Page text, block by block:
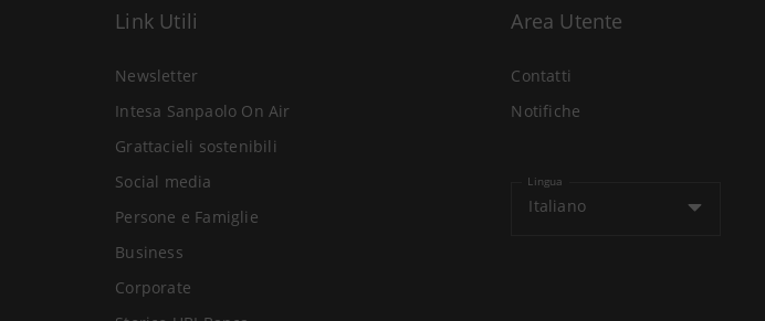
Link Utili
Newsletter
Intesa Sanpaolo On Air
Grattacieli sostenibili
Social media
Persone e Famiglie
Business
Corporate
Area Utente
Contatti
Notifiche
Lingua
Italiano